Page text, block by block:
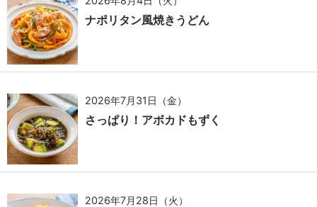
ナポリタン風焼きうどん
2026年7月31日（金）
さっぱり！アボカドもずく
2026年7月28日（火）